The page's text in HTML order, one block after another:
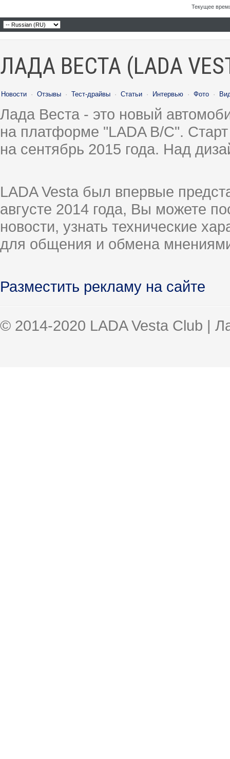
Текущее
ЛАДА ВЕСТА (LADA
Новости · Отзывы · Тест-драйвы · Статьи · Интервью · Фото ·
Лада Веста - это новый
на платформе "LADA B/C".
на сентябрь 2015 года. Над
LADA Vesta был впервые
августе 2014 года, Вы можете
новости, узнать технические
для общения и обмена
Разместить рекламу на сайте
© 2014-2020 LADA Vesta Club |